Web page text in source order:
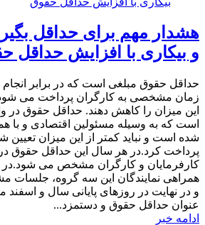
هشدار مهم برای حداقل
و بیکاری با افزایش حداقل
حداقل حقوق مبلغی است که در برابر انجام
زمان مشخصی به کارگران پرداخت می شود
این میزان را کاهش دهند. حداقل حقوق در
است که به وسیله مسئولین اقتصادی و
شده است و نباید کمتر از این میزان تعیین
پرداخت کرد.در هر سال این حداقل حقوق
کارفرمایان و کارگران مشخص می شود.در
همراهی نمایندگان این سه گروه، جلسات
و در نهایت در روزهای پایانی سال و اسفند
عنوان حداقل حقوق و دستمزد...
ادامه خبر